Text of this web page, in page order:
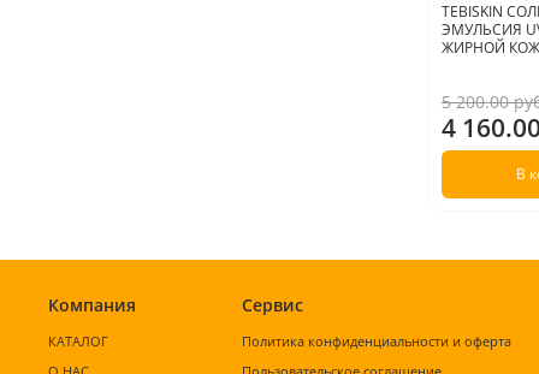
TEBISKIN
ЭМУЛЬСИЯ
ЖИРНОЙ
5 200.00
4
В
Компания
КАТАЛОГ
Сервис
Политика конфиденциальности и оферта